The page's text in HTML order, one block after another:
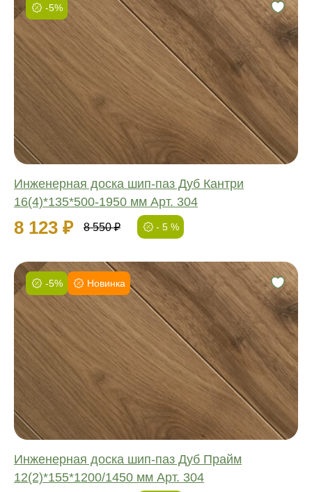
-5%
Инженерная доска шип-паз Дуб Кантри
16(4)*135*500-1950 мм Арт. 304
8 123 ₽ 8 550 ₽ - 5 %
Фаска:
Соединение:
Обработка:
Длина:
Ширина:
Толщина:
-5% Новинка
Инженерная доска шип-паз Дуб Прайм
12(2)*155*1200/1450 мм Арт. 304
Фаска:
Соединение:
Обработка:
Длина:
Ширина:
Толщина: